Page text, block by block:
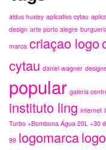
instituto ling internet
Turbo +Bombona Água 20L +30
logomarca
porto alegre
pallet entrega
reaproveitamento reciclagem
da aposentadoria Um cuidadoso